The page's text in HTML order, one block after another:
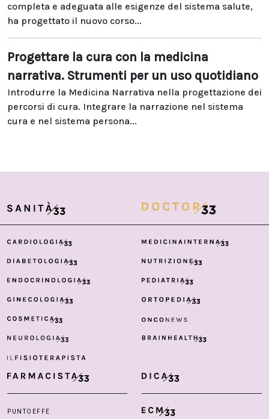
completa e adeguata alle esigenze del sistema salute,
ha progettato il nuovo corso...
Progettare la cura con la medicina
narrativa. Strumenti per un uso quotidiano
Introdurre la Medicina Narrativa nella progettazione dei
percorsi di cura. Integrare la narrazione nel sistema
cura e nel sistema persona...